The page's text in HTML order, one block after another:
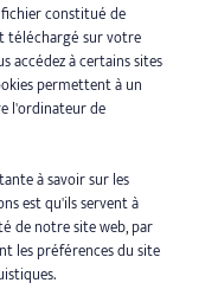
constitué de
téléchargé sur votre
accédez à certains sites
permettent à un
l'ordinateur de
à savoir sur les
est qu'ils servent à
de notre site web, par
les préférences du site